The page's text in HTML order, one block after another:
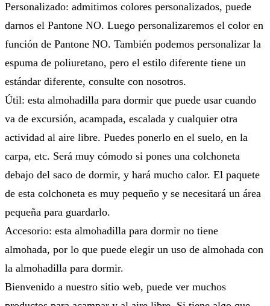
Personalizado: admitimos colores personalizados, puede
darnos el Pantone NO. Luego personalizaremos el color en
función de Pantone NO. También podemos personalizar la
espuma de poliuretano, pero el estilo diferente tiene un
estándar diferente, consulte con nosotros.
Útil: esta almohadilla para dormir que puede usar cuando
va de excursión, acampada, escalada y cualquier otra
actividad al aire libre. Puedes ponerlo en el suelo, en la
carpa, etc. Será muy cómodo si pones una colchoneta
debajo del saco de dormir, y hará mucho calor. El paquete
de esta colchoneta es muy pequeño y se necesitará un área
pequeña para guardarlo.
Accesorio: esta almohadilla para dormir no tiene
almohada, por lo que puede elegir un uso de almohada con
la almohadilla para dormir.
Bienvenido a nuestro sitio web, puede ver muchos